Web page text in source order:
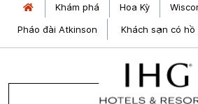
Khám phá Hoa Kỳ
Pháo đài Atkinson
Khách sạn có